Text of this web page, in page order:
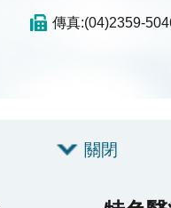
傳真:(04)2359-
關閉